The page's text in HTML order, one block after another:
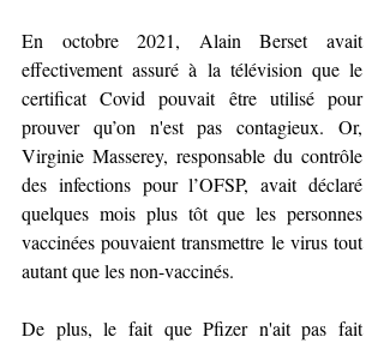
En octobre 2021, Alain Berset avait
effectivement assuré à la télévision que le
certificat Covid pouvait être utilisé pour
prouver qu’on n'est pas contagieux. Or,
Virginie Masserey, responsable du contrôle
des infections pour l’OFSP, avait déclaré
quelques mois plus tôt que les personnes
vaccinées pouvaient transmettre le virus tout
autant que les non-vaccinés.
De plus, le fait que Pfizer n'ait pas fait